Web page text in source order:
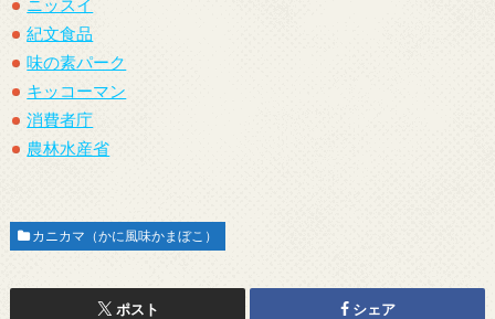
ニッスイ
紀文食品
味の素パーク
キッコーマン
消費者庁
農林水産省
カニカマ（かに風味かまぼこ）
ポスト シェア